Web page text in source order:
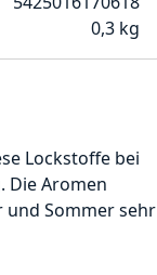
0,3 kg
Lockstoffe bei
Die Aromen
Sommer sehr